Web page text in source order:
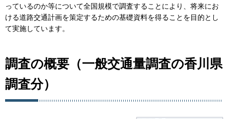
っているのか等について全国規模で調査することにより、将来にお
ける道路交通計画を策定するための基礎資料を得ることを目的とし
て実施しています。
調査の概要（一般交通量調査の香川県
調査分）